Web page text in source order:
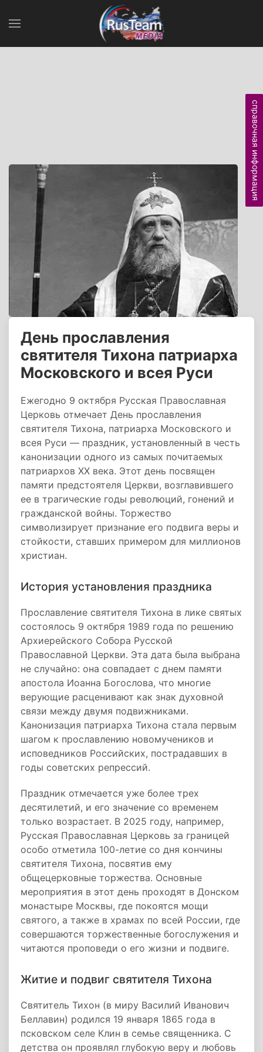
День прославления
святителя Тихона патриарха
Московского и всея Руси
Ежегодно 9 октября Русская Православная
Церковь отмечает День прославления
святителя Тихона, патриарха Московского и
всея Руси — праздник, установленный в честь
канонизации одного из самых почитаемых
патриархов XX века. Этот день посвящен
памяти предстоятеля Церкви, возглавившего
ее в трагические годы революций, гонений и
гражданской войны. Торжество
символизирует признание его подвига веры и
стойкости, ставших примером для миллионов
христиан.
История установления праздника
Прославление святителя Тихона в лике святых
состоялось 9 октября 1989 года по решению
Архиерейского Собора Русской
Православной Церкви. Эта дата была выбрана
не случайно: она совпадает с днем памяти
апостола Иоанна Богослова, что многие
верующие расценивают как знак духовной
связи между двумя подвижниками.
Канонизация патриарха Тихона стала первым
шагом к прославлению новомучеников и
исповедников Российских, пострадавших в
годы советских репрессий.
Праздник отмечается уже более трех
десятилетий, и его значение со временем
только возрастает. В 2025 году, например,
Русская Православная Церковь за границей
особо отметила 100-летие со дня кончины
святителя Тихона, посвятив ему
общецерковные торжества. Основные
мероприятия в этот день проходят в Донском
монастыре Москвы, где покоятся мощи
святого, а также в храмах по всей России, где
совершаются торжественные богослужения и
читаются проповеди о его жизни и подвиге.
Житие и подвиг святителя Тихона
Святитель Тихон (в миру Василий Иванович
Беллавин) родился 19 января 1865 года в
псковском селе Клин в семье священника. С
детства он проявлял глубокую веру и любовь
справочная информация